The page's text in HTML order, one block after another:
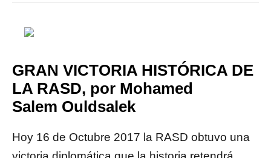
GRAN VICTORIA HISTÓRICA DE
LA RASD, por Mohamed
Salem Ouldsalek
Hoy 16 de Octubre 2017 la RASD obtuvo una